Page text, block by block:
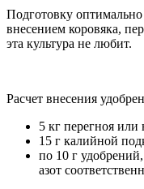
Подготовку
внесением коровяка,
эта культура не любит.
Расчет внесения
5 кг перегноя или
15 г калийной
по 10 г
азот